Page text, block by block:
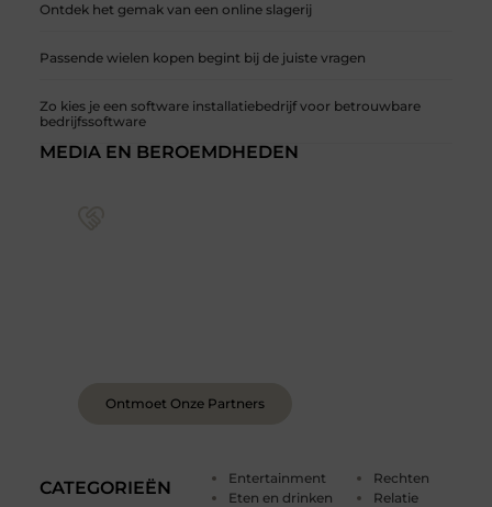
Ontdek het gemak van een online slagerij
Passende wielen kopen begint bij de juiste vragen
Zo kies je een software installatiebedrijf voor betrouwbare
bedrijfssoftware
CATEGORIEËN
Entertainment
Eten en drinken
Rechten
Relatie
MEDIA EN BEROEMDHEDEN
Ontmoet Onze Partners